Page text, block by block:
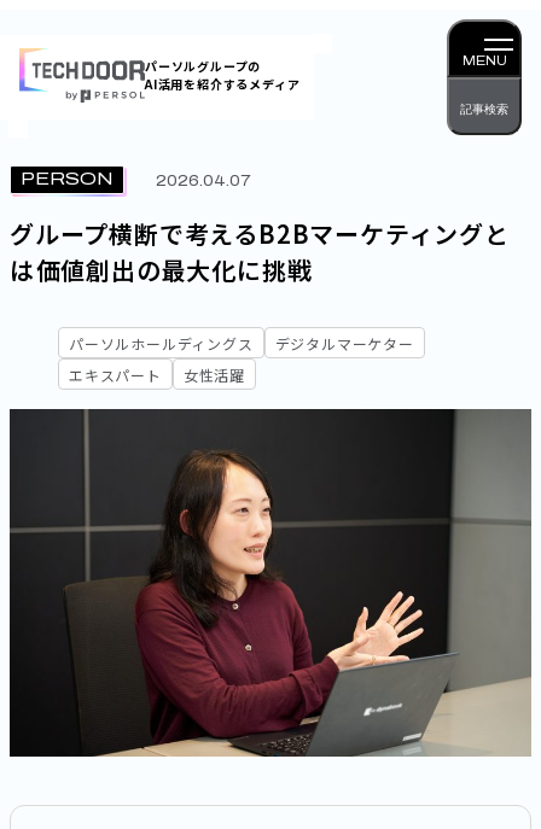
容
を
キッ
プ
パーソルグループの
AI活用を紹介するメディア
MENU
記事検索
PERSON 2026.04.07
グループ横断で考えるB2Bマーケティングと
は――価値創出の最大化に挑戦
パーソルホールディングス
デジタルマーケター
エキスパート
女性活躍